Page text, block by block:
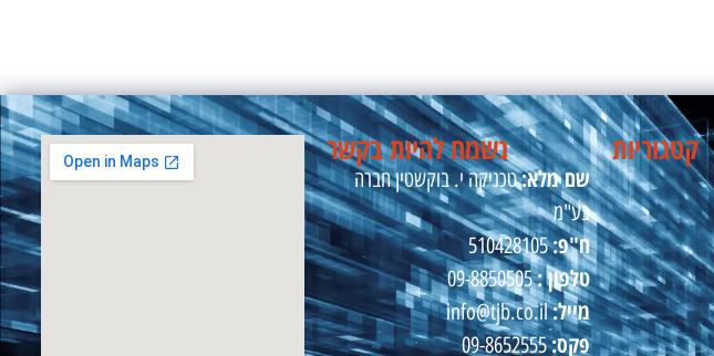
קטגוריות נשמח להיות בקשר
שם מלא:טכניקה י. בוקשטין חברה
בע"מ
ח"פ:510428105
טלפון :09-8850505
מייל:info@tjb.co.il
פקס:09-8652555